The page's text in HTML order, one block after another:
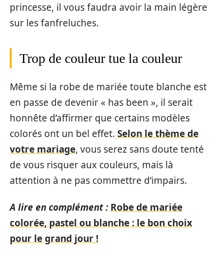
princesse, il vous faudra avoir la main légère
sur les fanfreluches.
Trop de couleur tue la couleur
Même si la robe de mariée toute blanche est
en passe de devenir « has been », il serait
honnête d’affirmer que certains modèles
colorés ont un bel effet. Selon le thème de
votre mariage, vous serez sans doute tenté
de vous risquer aux couleurs, mais là
attention à ne pas commettre d’impairs.
A lire en complément : Robe de mariée
colorée, pastel ou blanche : le bon choix
pour le grand jour !